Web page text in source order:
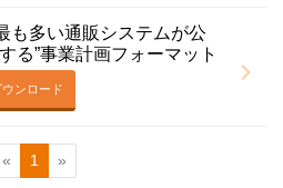
も多い通販システムが公
る”事業計画フォーマット
ンロード
« 1 »